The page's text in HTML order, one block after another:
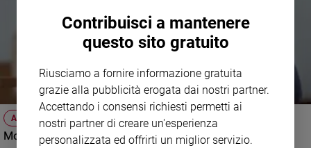
ATTUALITÀ
Mondo scuola: la voce dei genitori e delle associazioni
Contribuisci a mantenere
questo sito gratuito
Riusciamo a fornire informazione gratuita
grazie alla pubblicità erogata dai nostri partner.
Accettando i consensi richiesti permetti ai
nostri partner di creare un'esperienza
personalizzata ed offrirti un miglior servizio.